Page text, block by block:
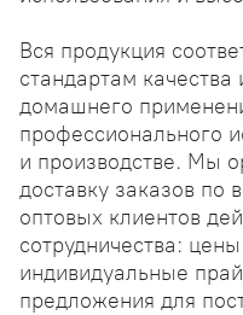
Вся продукция
стандартам качества
домашнего
профессионального
и производстве. Мы
доставку заказов по
оптовых клиентов
сотрудничества:
индивидуальные
предложения для